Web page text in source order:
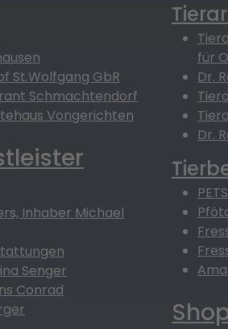
St.Wolfgang GbR
Schmachtendorf
Vongerichten
Inhaber Michael
Senger
Conrad
für
Dr.
Dr.